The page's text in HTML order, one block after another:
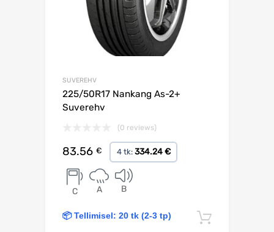
SUVEREHV
225/50R17 Nankang As-2+
Suverehv
(0 reviews)
83.56 € 4 tk: 334.24 €
C A B
📦 Tellimisel: 20 tk (2-3 tp)